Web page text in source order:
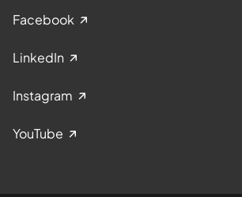
Facebook
LinkedIn
Instagram
YouTube